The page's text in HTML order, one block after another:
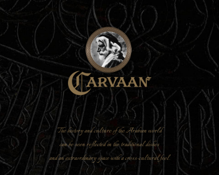
The history and culture of the Arabian world
can be seen reflected in the traditional dishes
and an extraordinary space with a cross-cultural feel.